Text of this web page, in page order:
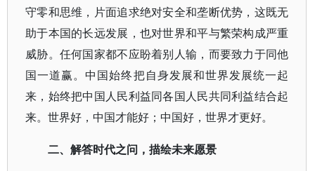
守零和思维，片面追求绝对安全和垄断优势，这既无
助于本国的长远发展，也对世界和平与繁荣构成严重
威胁。任何国家都不应盼着别人输，而要致力于同他
国一道赢。中国始终把自身发展和世界发展统一起
来，始终把中国人民利益同各国人民共同利益结合起
来。世界好，中国才能好；中国好，世界才更好。
二、解答时代之问，描绘未来愿景